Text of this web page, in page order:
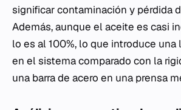
significar contaminación y pérdida
Además, aunque el aceite es casi
lo es al 100%, lo que introduce
en el sistema comparado con la
una barra de acero en una prensa